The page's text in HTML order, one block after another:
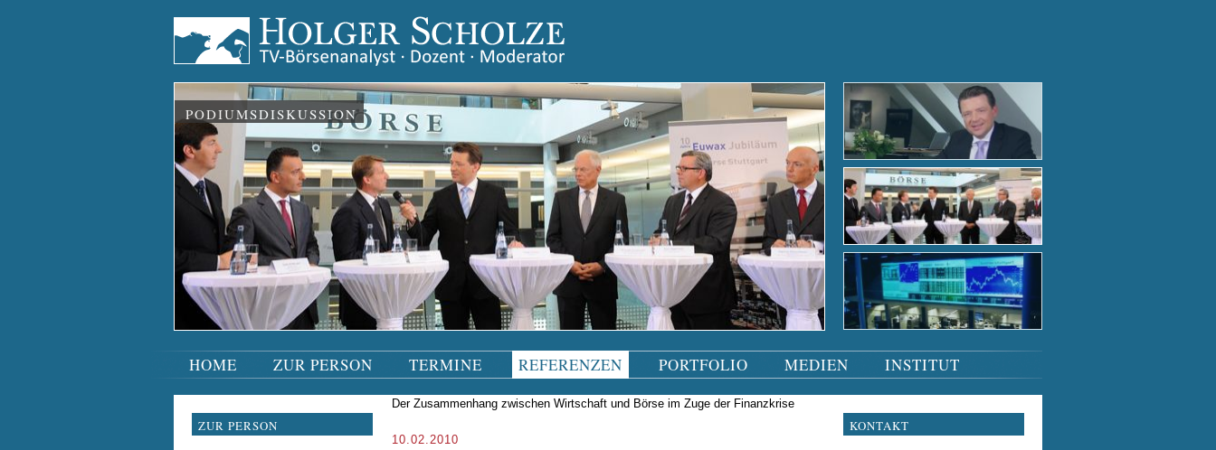
PODIUMSDISKUSSION
Der Börsensaal bei Nacht
Tiefgründige Gespräche
Podiumsdiskussion
Der Börsensaal bei Nacht
Navigation
überspringen
HOME ZUR PERSON TERMINE REFERENZEN PORTFOLIO MEDIEN INSTITUT
Der Zusammenhang zwischen Wirtschaft und Börse im Zuge der Finanzkrise
10.02.2010
ZUR PERSON KONTAKT